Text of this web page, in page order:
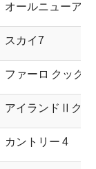
オールニューア
スカイ7
ファーロ クック
アイランドⅡクッ
カントリー 4